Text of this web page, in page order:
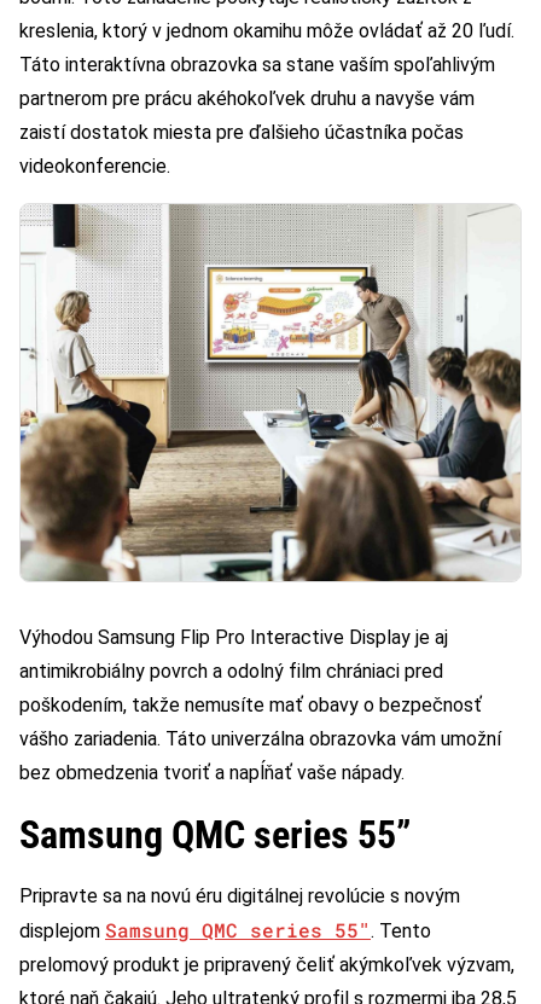
kreslenia, ktorý v jednom okamihu môže ovládať až 20 ľudí.
Táto interaktívna obrazovka sa stane vaším spoľahlivým
partnerom pre prácu akéhokoľvek druhu a navyše vám
zaistí dostatok miesta pre ďalšieho účastníka počas
videokonferencie.
Výhodou Samsung Flip Pro Interactive Display je aj
antimikrobiálny povrch a odolný film chrániaci pred
poškodením, takže nemusíte mať obavy o bezpečnosť
vášho zariadenia. Táto univerzálna obrazovka vám umožní
bez obmedzenia tvoriť a napĺňať vaše nápady.
Samsung QMC series 55”
Pripravte sa na novú éru digitálnej revolúcie s novým
displejom Samsung QMC series 55″ . Tento
prelomový produkt je pripravený čeliť akýmkoľvek výzvam,
ktoré naň čakajú. Jeho ultratenký profil s rozmermi iba 28,5